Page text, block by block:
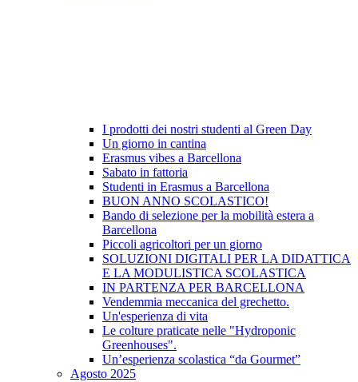
I prodotti dei nostri studenti al Green Day
Un giorno in cantina
Erasmus vibes a Barcellona
Sabato in fattoria
Studenti in Erasmus a Barcellona
BUON ANNO SCOLASTICO!
Bando di selezione per la mobilità estera a
Barcellona
Piccoli agricoltori per un giorno
SOLUZIONI DIGITALI PER LA DIDATTICA
E LA MODULISTICA SCOLASTICA
IN PARTENZA PER BARCELLONA
Vendemmia meccanica del grechetto.
Un'esperienza di vita
Le colture praticate nelle "Hydroponic
Greenhouses".
Un’esperienza scolastica “da Gourmet”
Agosto 2025